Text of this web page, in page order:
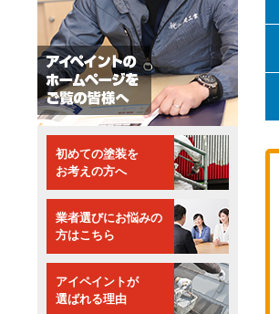
初めての塗装を
お考えの方へ
業者選びにお悩みの
方はこちら
アイペイントが
選ばれる理由